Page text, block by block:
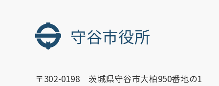
守谷市役所
〒302-0198 茨城県守谷市大柏950番地の1